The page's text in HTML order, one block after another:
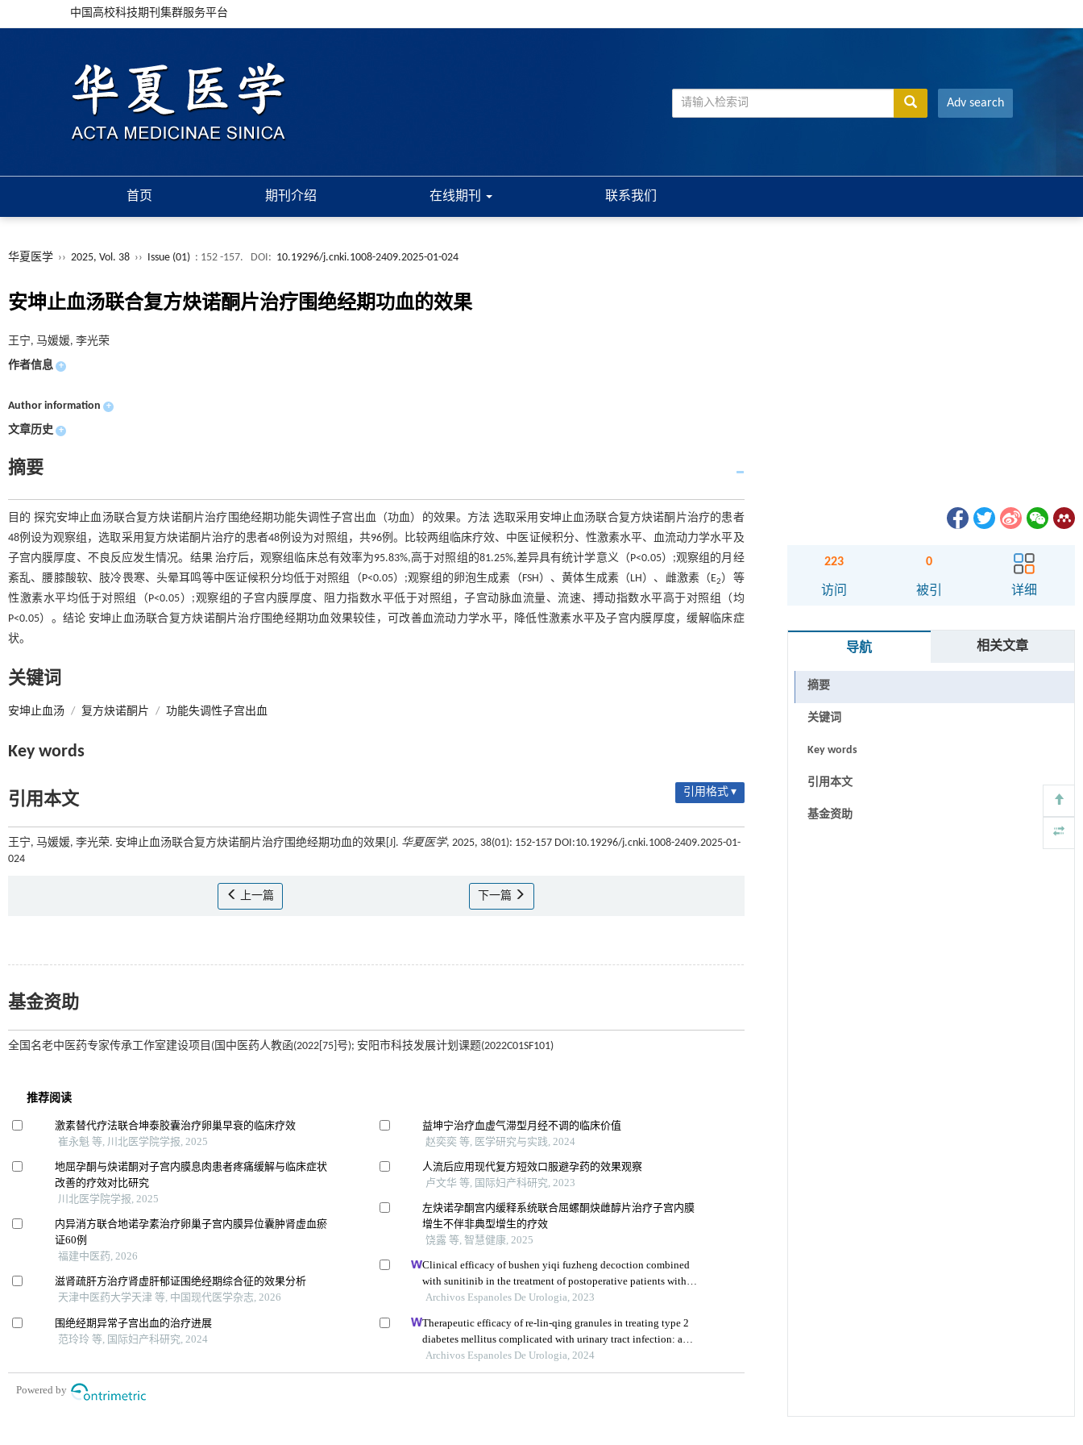
中国高校科技期刊集群服务平台
Adv search
首页 期刊介绍 在线期刊 联系我们
华夏医学 ›› 2025, Vol. 38 ›› Issue (01) : 152 -157. DOI: 10.19296/j.cnki.1008-2409.2025-01-024
安坤止血汤联合复方炔诺酮片治疗围绝经期功血的效果
王宁, 马媛媛, 李光荣
作者信息 +
Author information +
文章历史 +
摘要
目的 探究安坤止血汤联合复方炔诺酮片治疗围绝经期功能失调性子宫出血（功血）的效果。方法 选取采用安坤止血汤联合复方炔诺酮片治疗的患者
48例设为观察组，选取采用复方炔诺酮片治疗的患者48例设为对照组，共96例。比较两组临床疗效、中医证候积分、性激素水平、血流动力学水平及
子宫内膜厚度、不良反应发生情况。结果 治疗后，观察组临床总有效率为95.83%,高于对照组的81.25%,差异具有统计学意义（P<0.05）;观察组的月经
紊乱、腰膝酸软、肢冷畏寒、头晕耳鸣等中医证候积分均低于对照组（P<0.05）;观察组的卵泡生成素（FSH）、黄体生成素（LH）、雌激素（E2）等
性激素水平均低于对照组（P<0.05）;观察组的子宫内膜厚度、阻力指数水平低于对照组，子宫动脉血流量、流速、搏动指数水平高于对照组（均
P<0.05）。结论 安坤止血汤联合复方炔诺酮片治疗围绝经期功血效果较佳，可改善血流动力学水平，降低性激素水平及子宫内膜厚度，缓解临床症
状。
关键词
安坤止血汤 / 复方炔诺酮片 / 功能失调性子宫出血
Key words
引用本文 引用格式 ▾
王宁, 马媛媛, 李光荣. 安坤止血汤联合复方炔诺酮片治疗围绝经期功血的效果[J]. 华夏医学, 2025, 38(01): 152-157 DOI:10.19296/j.cnki.1008-2409.2025-01-
024
上一篇 下一篇
基金资助
全国名老中医药专家传承工作室建设项目(国中医药人教函(2022[75]号); 安阳市科技发展计划课题(2022C01SF101)
223
访问
0
被引 详细
导航 相关文章
摘要
关键词
Key words
引用本文
基金资助